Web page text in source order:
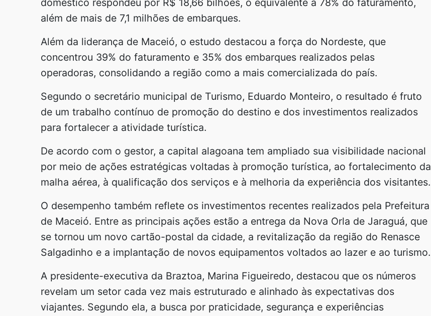
doméstico respondeu por R$ 18,66 bilhões, o equivalente a 78% do faturamento,
além de mais de 7,1 milhões de embarques.
Além da liderança de Maceió, o estudo destacou a força do Nordeste, que
concentrou 39% do faturamento e 35% dos embarques realizados pelas
operadoras, consolidando a região como a mais comercializada do país.
Segundo o secretário municipal de Turismo, Eduardo Monteiro, o resultado é fruto
de um trabalho contínuo de promoção do destino e dos investimentos realizados
para fortalecer a atividade turística.
De acordo com o gestor, a capital alagoana tem ampliado sua visibilidade nacional
por meio de ações estratégicas voltadas à promoção turística, ao fortalecimento da
malha aérea, à qualificação dos serviços e à melhoria da experiência dos visitantes.
O desempenho também reflete os investimentos recentes realizados pela Prefeitura
de Maceió. Entre as principais ações estão a entrega da Nova Orla de Jaraguá, que
se tornou um novo cartão-postal da cidade, a revitalização da região do Renasce
Salgadinho e a implantação de novos equipamentos voltados ao lazer e ao turismo.
A presidente-executiva da Braztoa, Marina Figueiredo, destacou que os números
revelam um setor cada vez mais estruturado e alinhado às expectativas dos
viajantes. Segundo ela, a busca por praticidade, segurança e experiências